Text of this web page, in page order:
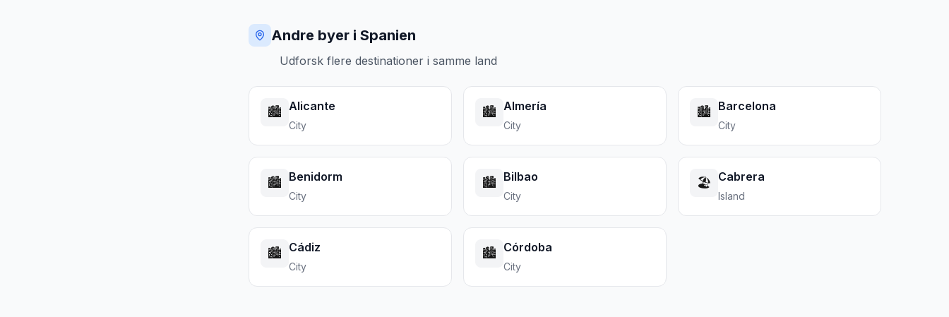
Andre byer i Spanien
Udforsk flere destinationer i samme land
🏙️ Alicante
City
🏙️ Almería
City
🏙️ Barcelona
City
🏙️ Benidorm
City
🏙️ Bilbao
City
🏖️ Cabrera
Island
🏙️ Cádiz
City
🏙️ Córdoba
City